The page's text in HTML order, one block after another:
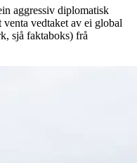
aggressiv diplomatisk
vedtaket av ei global
sjå faktaboks) frå